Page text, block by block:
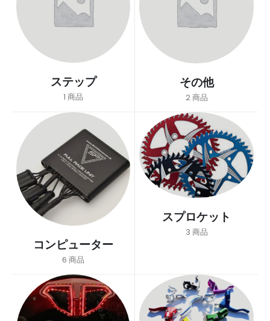
ステップ
1 商品
その他
2商品
コンピューター
6 商品
スプロケット
3 商品